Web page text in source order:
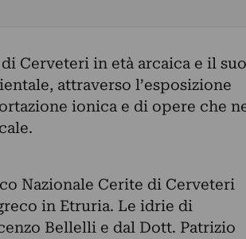
Cerveteri in età arcaica e il suo
attraverso l’esposizione
ionica e di opere che
Nazionale Cerite di Cerveteri
in Etruria. Le idrie di
Bellelli e dal Dott. Patrizio